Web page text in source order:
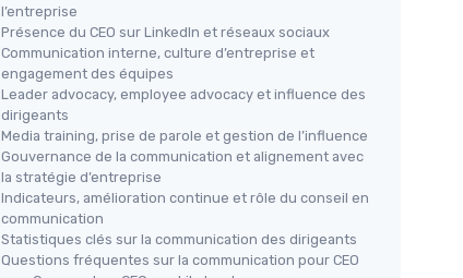
l’entreprise
Présence du CEO sur LinkedIn et réseaux sociaux
Communication interne, culture d’entreprise et
engagement des équipes
Leader advocacy, employee advocacy et influence des
dirigeants
Media training, prise de parole et gestion de l’influence
Gouvernance de la communication et alignement avec
la stratégie d’entreprise
Indicateurs, amélioration continue et rôle du conseil en
communication
Statistiques clés sur la communication des dirigeants
Questions fréquentes sur la communication pour CEO